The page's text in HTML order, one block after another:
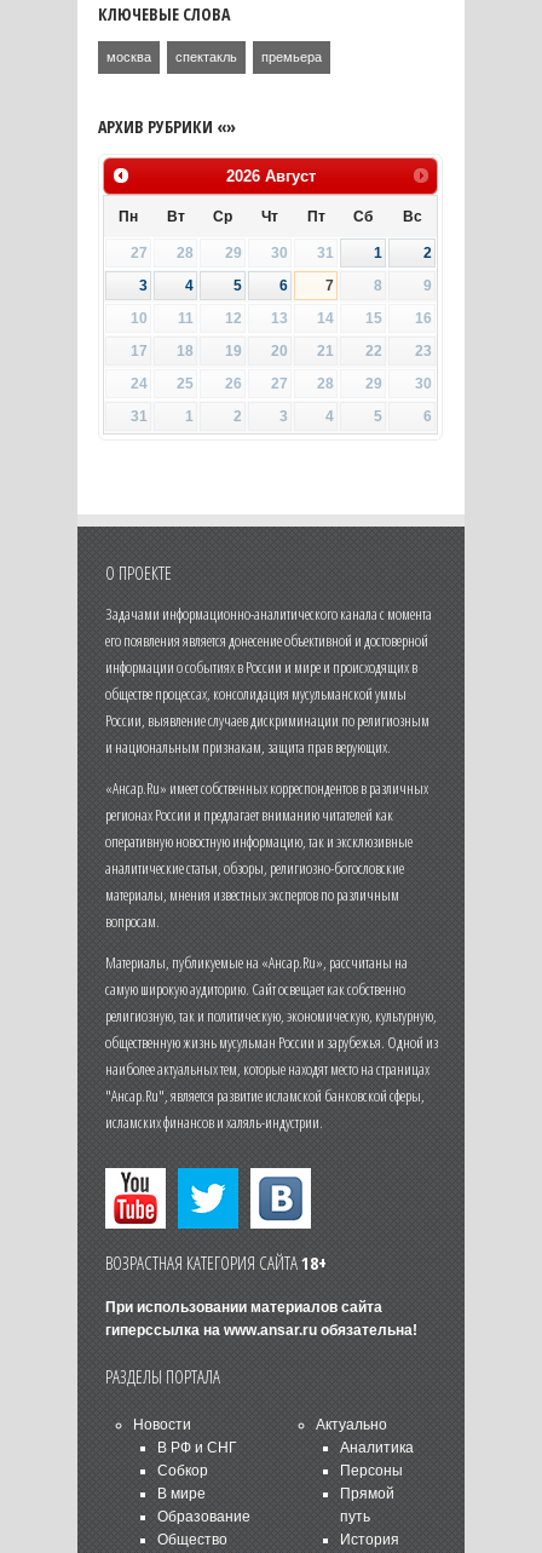
КЛЮЧЕВЫЕ СЛОВА
москва спектакль премьера
АРХИВ РУБРИКИ «»
2026 Август
Пн Вт Ср Чт Пт Сб Вс
27 28 29 30 31 1
2
3
4 5 6 7 8
9
10
11 12 13 14 15
16
17
18 19 20 21 22
23
24
25 26 27 28 29
30
31
1 2 3 4 5 6
О ПРОЕКТЕ
Задачами информационно-аналитического канала с момента
его появления является донесение объективной и достоверной
информации о событиях в России и мире и происходящих в
обществе процессах, консолидация мусульманской уммы
России, выявление случаев дискриминации по религиозным
и национальным признакам, защита прав верующих.
«Ансар.Ru» имеет собственных корреспондентов в различных
регионах России и предлагает вниманию читателей как
оперативную новостную информацию, так и эксклюзивные
аналитические статьи, обзоры, религиозно-богословские
материалы, мнения известных экспертов по различным
вопросам.
Материалы, публикуемые на «Ансар.Ru», рассчитаны на
самую широкую аудиторию. Сайт освещает как собственно
религиозную, так и политическую, экономическую, культурную,
общественную жизнь мусульман России и зарубежья. Одной из
наиболее актуальных тем, которые находят место на страницах
"Ансар.Ru", является развитие исламской банковской сферы,
исламских финансов и халяль-индустрии.
ВОЗРАСТНАЯ КАТЕГОРИЯ САЙТА18+
При использовании материалов сайта
гиперссылка на www.ansar.ruобязательна!
РАЗДЕЛЫ ПОРТАЛА
Новости
В РФ и СНГ
Собкор
В мире
Образование
Общество
Актуально
Аналитика
Персоны
Прямой
путь
История